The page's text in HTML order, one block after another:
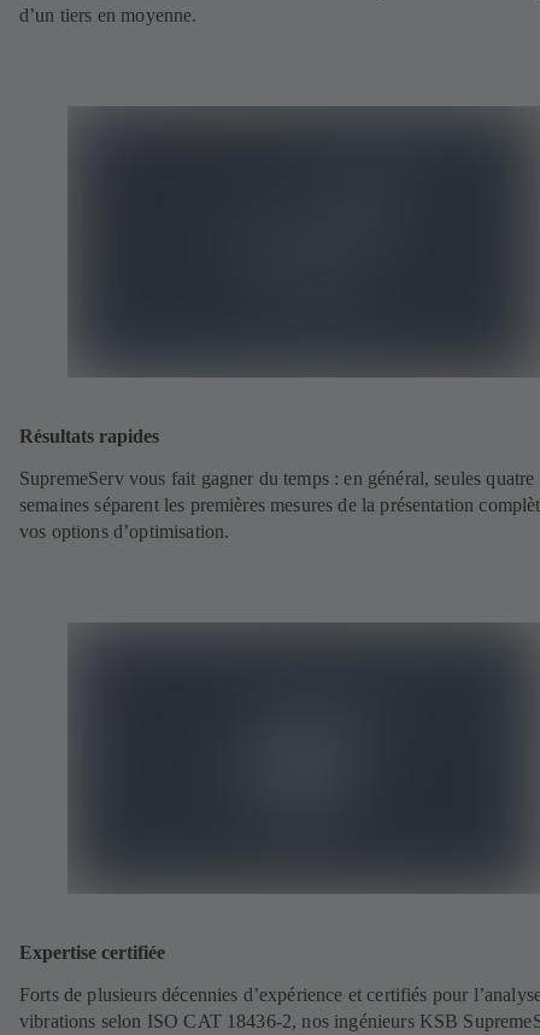
d’un tiers en moyenne.
Résultats rapides
SupremeServ vous fait gagner du temps : en général, seules quatre
semaines séparent les premières mesures de la présentation
vos options d’optimisation.
Expertise certifiée
Forts de plusieurs décennies d’expérience et certifiés pour
vibrations selon ISO CAT 18436-2, nos ingénieurs KSB